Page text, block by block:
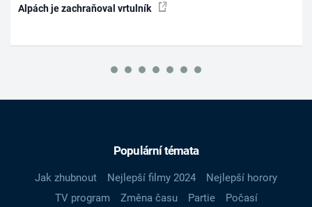
Alpách je zachraňoval vrtulník
Populární témata
Jak zhubnout Nejlepší filmy 2024
Nejlepší horory
TV program
Změna času Partie
Počasí